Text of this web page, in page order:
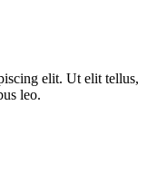
elit. Ut elit tellus,
leo.